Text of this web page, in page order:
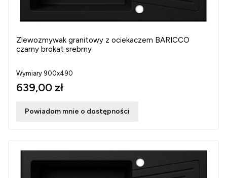
Zlewozmywak granitowy z ociekaczem BARICCO
czarny brokat srebrny
Wymiary 900x490
639,00 zł
Powiadom mnie o dostępności